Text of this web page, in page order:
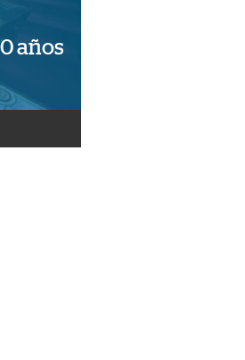
años